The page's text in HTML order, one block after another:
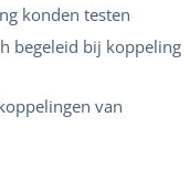
konden testen
begeleid bij koppeling
van